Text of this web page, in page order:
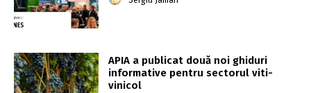
APIA a publicat două noi ghiduri
informative pentru sectorul viti-
vinicol